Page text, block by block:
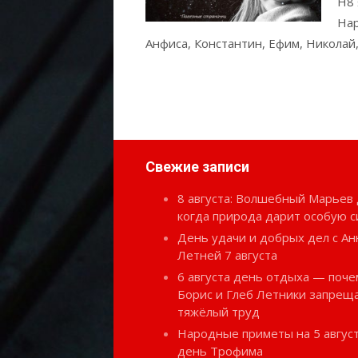
Анфиса, Константин, Ефим,
Свежие записи
8 августа: Волшебный Марьев
когда природа дарит особую
День удачи и добрых дел с
Летней 7 августа
6 августа день отдыха —
Борис и Глеб Летники
тяжёлый труд
Народные приметы на 5
день Трофима